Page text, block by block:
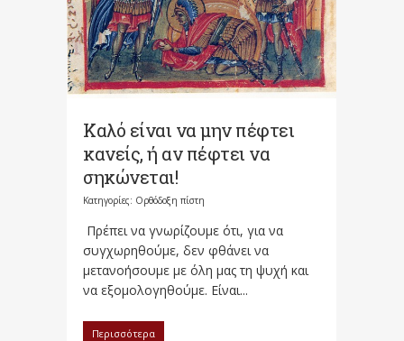
Καλό είναι να μην πέφτει
κανείς, ή αν πέφτει να
σηκώνεται!
Κατηγορίες: Ορθόδοξη πίστη
Πρέπει να γνωρίζουμε ότι, για να
συγχωρηθούμε, δεν φθάνει να
μετανοήσουμε με όλη μας τη ψυχή και
να εξομολογηθούμε. Είναι...
Περισσότερα